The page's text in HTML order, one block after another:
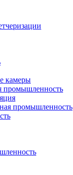
камеры
промышленность
промышленность